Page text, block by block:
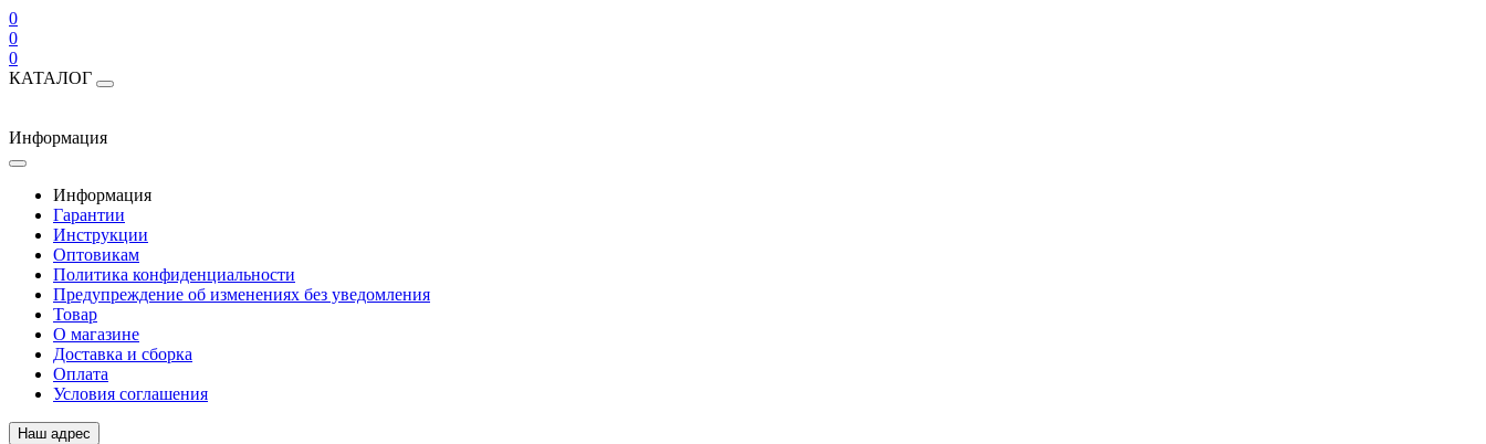
0
0
0
КАТАЛОГ
Информация
Информация
Гарантии
Инструкции
Оптовикам
Политика конфиденциальности
Предупреждение об изменениях без уведомления
Товар
О магазине
Доставка и сборка
Оплата
Условия соглашения
Наш адрес